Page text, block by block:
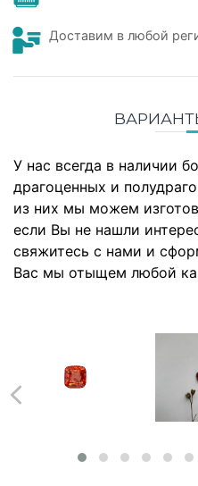
Доставим в любой
У нас всегда в наличии
драгоценных и
из них мы можем
если Вы не нашли
свяжитесь с нами и
Вас мы отыщем любой